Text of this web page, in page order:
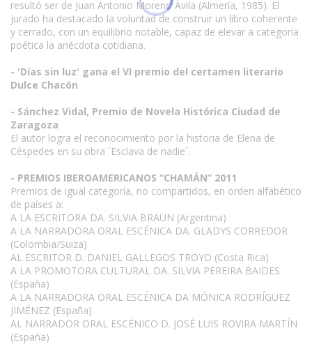
resultó ser de Juan Antonio Moreno Ávila (Almería, 1985). El
jurado ha destacado la voluntad de construir un libro coherente
y cerrado, con un equilibrio notable, capaz de elevar a categoría
poética la anécdota cotidiana.
- 'Días sin luz' gana el VI premio del certamen literario
Dulce Chacón
- Sánchez Vidal, Premio de Novela Histórica Ciudad de
Zaragoza
El autor logra el reconocimiento por la historia de Elena de
Céspedes en su obra ´Esclava de nadie´.
- PREMIOS IBEROAMERICANOS “CHAMÁN” 2011
Premios de igual categoría, no compartidos, en orden alfabético
de países a:
A LA ESCRITORA DA. SILVIA BRAUN (Argentina)
A LA NARRADORA ORAL ESCÉNICA DA. GLADYS CORREDOR
(Colombia/Suiza)
AL ESCRITOR D. DANIEL GALLEGOS TROYO (Costa Rica)
A LA PROMOTORA CULTURAL DA. SILVIA PEREIRA BAIDES
(España)
A LA NARRADORA ORAL ESCÉNICA DA MÓNICA RODRÍGUEZ
JIMÉNEZ (España)
AL NARRADOR ORAL ESCÉNICO D. JOSÉ LUIS ROVIRA MARTÍN
(España)